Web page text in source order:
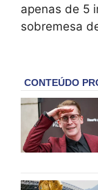
apenas de 5
sobremesa